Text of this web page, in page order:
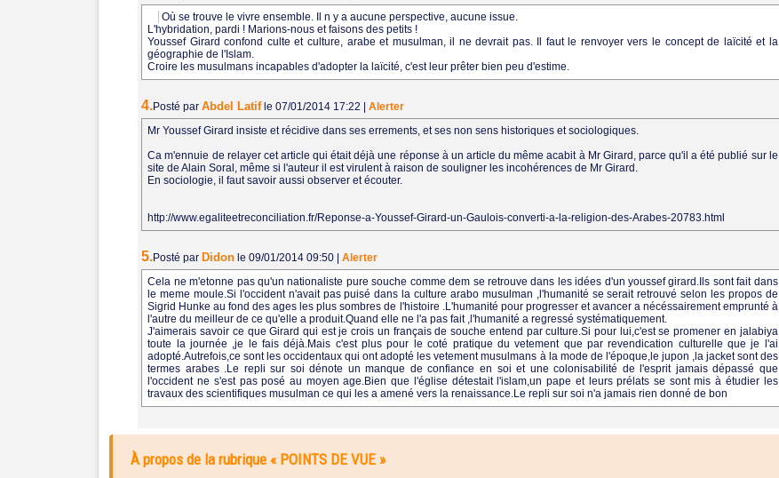
Où se trouve le vivre ensemble. Il n y a aucune perspective, aucune issue.
L'hybridation, pardi ! Marions-nous et faisons des petits !
Youssef Girard confond culte et culture, arabe et musulman, il ne devrait pas. Il faut le renvoyer vers le concept de laïcité et la
géographie de l'Islam.
Croire les musulmans incapables d'adopter la laïcité, c'est leur prêter bien peu d'estime.
4.Posté par Abdel Latif le 07/01/2014 17:22
Alerter
Mr Youssef Girard insiste et récidive dans ses errements, et ses non sens historiques et sociologiques.
Ca m'ennuie de relayer cet article qui était déjà une réponse à un article du même acabit à Mr Girard, parce qu'il a été publié sur le
site de Alain Soral, même si l'auteur il est virulent à raison de souligner les incohérences de Mr Girard.
En sociologie, il faut savoir aussi observer et écouter.
http://www.egaliteetreconciliation.fr/Reponse-a-Youssef-Girard-un-Gaulois-converti-a-la-religion-des-Arabes-20783.html
5.Posté par Didon le 09/01/2014 09:50
Alerter
Cela ne m'etonne pas qu'un nationaliste pure souche comme dem se retrouve dans les idées d'un youssef girard.Ils sont fait dans
le meme moule.Si l'occident n'avait pas puisé dans la culture arabo musulman ,l'humanité se serait retrouvé selon les propos de
Sigrid Hunke au fond des ages les plus sombres de l'histoire .L'humanité pour progresser et avancer a nécéssairement emprunté à
l'autre du meilleur de ce qu'elle a produit.Quand elle ne l'a pas fait ,l'humanité a regressé systématiquement.
J'aimerais savoir ce que Girard qui est je crois un français de souche entend par culture.Si pour lui,c'est se promener en jalabiya
toute la journée ,je le fais déjà.Mais c'est plus pour le coté pratique du vetement que par revendication culturelle que je l'ai
adopté.Autrefois,ce sont les occidentaux qui ont adopté les vetement musulmans à la mode de l'époque,le jupon ,la jacket sont des
termes arabes .Le repli sur soi dénote un manque de confiance en soi et une colonisabilité de l'esprit jamais dépassé que
l'occident ne s'est pas posé au moyen age.Bien que l'église détestait l'islam,un pape et leurs prélats se sont mis à étudier les
travaux des scientifiques musulman ce qui les a amené vers la renaissance.Le repli sur soi n'a jamais rien donné de bon
À propos de la rubrique « POINTS DE VUE »